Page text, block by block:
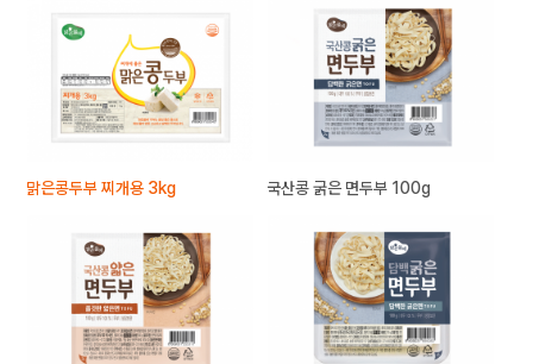
맑은콩두부 찌개용 3kg 국산콩 굵은 면두부 100g